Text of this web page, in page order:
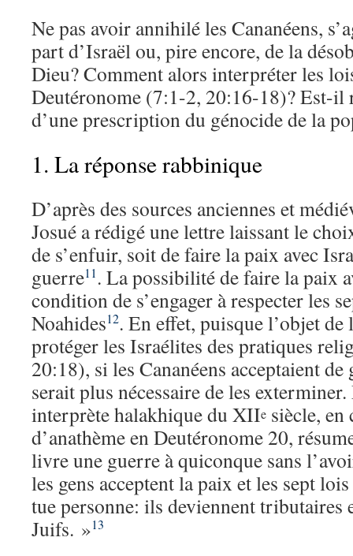
Ne pas avoir annihilé les Cananéens,
part d’Israël ou, pire encore, de la
Dieu? Comment alors interpréter les
Deutéronome (7:1-2, 20:16-18)? Est-il
d’une prescription du génocide de la
1. La réponse rabbinique
D’après des sources anciennes et
Josué a rédigé une lettre laissant le
de s’enfuir, soit de faire la paix avec
guerre11 . La possibilité de faire la paix
condition de s’engager à respecter les
Noahides12. En effet, puisque l’objet
protéger les Israélites des pratiques
20:18), si les Cananéens acceptaient
serait plus nécessaire de les
interprète halakhique du XIIe siècle,
d’anathème en Deutéronome 20,
livre une guerre à quiconque sans
les gens acceptent la paix et les sept
tue personne: ils deviennent tributaires
Juifs. »13